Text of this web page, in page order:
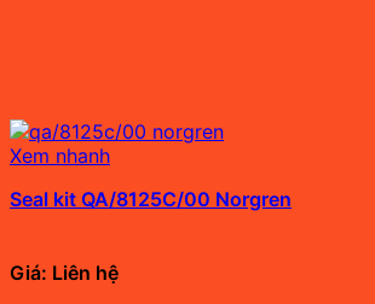
Xem nhanh
Seal kit QA/8125C/00 Norgren
Giá: Liên hệ